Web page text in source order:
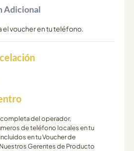
Adicional
el voucher en tu teléfono.
del operador,
de teléfono locales en tu
en tu Voucher de
Gerentes de Producto